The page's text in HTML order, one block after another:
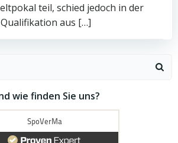
teil, schied jedoch in der
Qualifikation aus […]
wie finden Sie uns?